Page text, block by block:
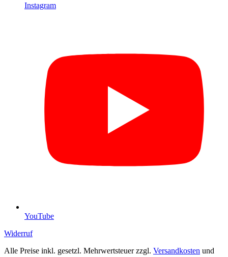
Instagram
YouTube
Widerruf
Alle Preise inkl. gesetzl. Mehrwertsteuer zzgl. Versandkosten und